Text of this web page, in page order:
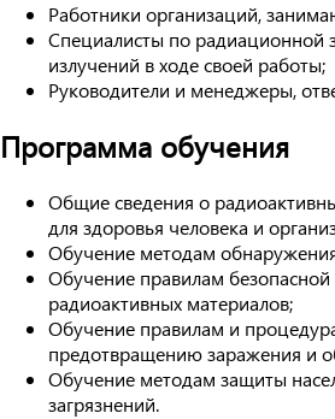
Работники организаций,
Специалисты по радиационной
излучений в ходе своей работы;
Руководители и менеджеры,
Программа обучения
Общие сведения о
для здоровья человека и
Обучение методам
Обучение правилам
радиоактивных материалов;
Обучение правилам и
предотвращению заражения и
Обучение методам защиты
загрязнений.